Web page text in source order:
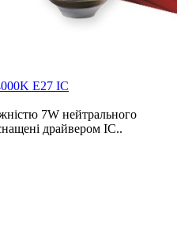
E27 IC
7W нейтрального
драйвером IC..